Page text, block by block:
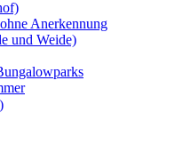
Anerkennung
und Weide)